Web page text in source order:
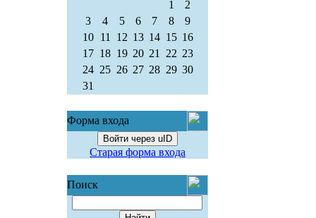
1
2
3
4 5 6 7 8
9
10 11 12 13 14 15 16
17 18 19 20 21 22 23
24 25 26 27 28 29 30
31
Форма входа
Войти через uID
Старая форма входа
Поиск